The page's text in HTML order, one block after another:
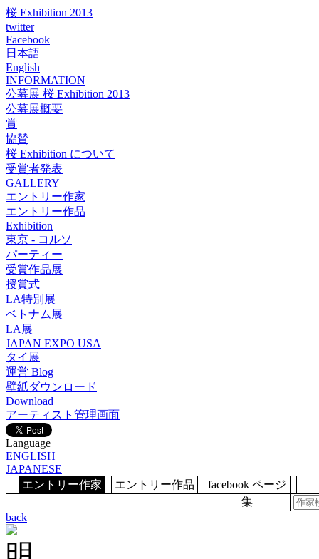
桜 Exhibition 2013
twitter
Facebook
日本語
English
INFORMATION
公募展 桜 Exhibition 2013
公募展概要
賞
協賛
桜 Exhibition について
受賞者発表
GALLERY
エントリー作家
エントリー作品
Exhibition
東京 - コルソ
パーティー
受賞作品展
授賞式
LA特別展
ベトナム展
LA展
JAPAN EXPO USA
タイ展
運営 Blog
壁紙ダウンロード
Download
アーティスト管理画面
Language
ENGLISH
JAPANESE
エントリー作家
エントリー作品
facebook ページ
集
back